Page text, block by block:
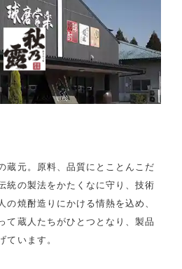
蔵元。原料、品質にとことんこだ
統の製法をかたくなに守り、技術
の焼酎造りにかける情熱を込め、
て蔵人たちがひとつとなり、製品
ています。